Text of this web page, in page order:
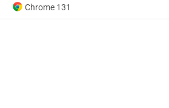
Chrome 131